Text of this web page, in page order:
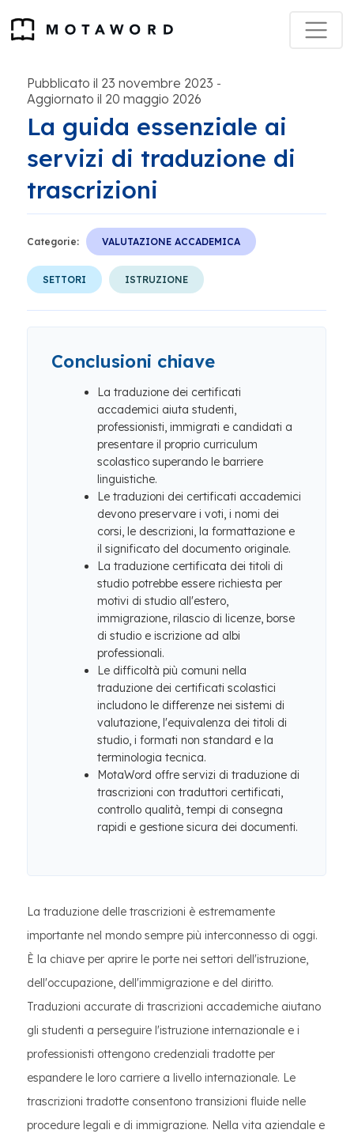
Pubblicato il 23 novembre 2023 -
Aggiornato il 20 maggio 2026
La guida essenziale ai
servizi di traduzione di
trascrizioni
Categorie: VALUTAZIONE ACCADEMICA
SETTORI ISTRUZIONE
Conclusioni chiave
La traduzione dei certificati
accademici aiuta studenti,
professionisti, immigrati e candidati a
presentare il proprio curriculum
scolastico superando le barriere
linguistiche.
Le traduzioni dei certificati accademici
devono preservare i voti, i nomi dei
corsi, le descrizioni, la formattazione e
il significato del documento originale.
La traduzione certificata dei titoli di
studio potrebbe essere richiesta per
motivi di studio all'estero,
immigrazione, rilascio di licenze, borse
di studio e iscrizione ad albi
professionali.
Le difficoltà più comuni nella
traduzione dei certificati scolastici
includono le differenze nei sistemi di
valutazione, l'equivalenza dei titoli di
studio, i formati non standard e la
terminologia tecnica.
MotaWord offre servizi di traduzione di
trascrizioni con traduttori certificati,
controllo qualità, tempi di consegna
rapidi e gestione sicura dei documenti.
La traduzione delle trascrizioni è estremamente
importante nel mondo sempre più interconnesso di oggi.
È la chiave per aprire le porte nei settori dell'istruzione,
dell'occupazione, dell'immigrazione e del diritto.
Traduzioni accurate di trascrizioni accademiche aiutano
gli studenti a perseguire l'istruzione internazionale e i
professionisti ottengono credenziali tradotte per
espandere le loro carriere a livello internazionale. Le
trascrizioni tradotte consentono transizioni fluide nelle
procedure legali e di immigrazione. Nella vita aziendale e